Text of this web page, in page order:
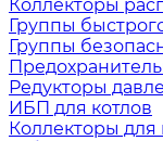
Коллекторы
Группы
Группы
Редукторы
ИБП для котлов
Коллекторы для